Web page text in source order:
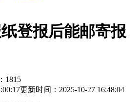
登报后能邮寄报
1815
更新时间：2025-10-27 16:48:04